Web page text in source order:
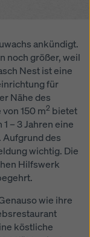
ankündigt.
noch größer, weil
Nest ist eine
für
Nähe des
150 m2 bietet
– 3 Jahren eine
Aufgrund des
wichtig. Die
Hilfswerk
wie ihre
köstliche
klicken
indem Sie
Website
jederzeit
am Ende
finden Sie
Ihnen